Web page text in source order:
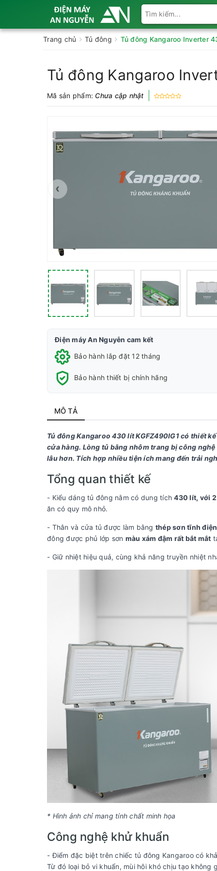
Trang chủ Tủ đông Tủ đông Kangaroo Inverter
Tủ đông Kangaroo
Mã sản phẩm: Chưa cập nhật
‹
Điện máy An Nguyễn cam kết
Bảo hành lắp đặt 12 tháng
Bảo hành thiết bị chính hãng
MÔ TẢ
Tủ đông Kangaroo 430 lít KGFZ490IG1​ có thiết
cửa hàng. Lòng tủ bằng nhôm trang bị công
lâu hơn. Tích hợp nhiều tiện ích mang đến trải
Tổng quan thiết kế
- Kiểu dáng tủ đông nằm có dung tích430 lít, với
ăn có quy mô nhỏ.
- Thân và cửa tủ được làm bằng thép sơn tĩnh điện
đông được phủ lớp sơn màu xám đậm rất bắt mắt
- Giữ nhiệt hiệu quả, cùng khả năng truyền nhiệt
* Hình ảnh chỉ mang tính chất minh họa
Công nghệ khử khuẩn
- Điểm đặc biệt trên chiếc tủ đông Kangaroo có
Từ đó loại bỏ vi khuẩn, mùi hôi khó chịu tạo